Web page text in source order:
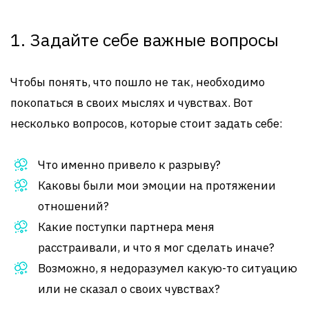
1. Задайте себе важные вопросы
Чтобы понять, что пошло не так, необходимо
покопаться в своих мыслях и чувствах. Вот
несколько вопросов, которые стоит задать себе:
Что именно привело к разрыву?
Каковы были мои эмоции на протяжении
отношений?
Какие поступки партнера меня
расстраивали, и что я мог сделать иначе?
Возможно, я недоразумел какую-то ситуацию
или не сказал о своих чувствах?